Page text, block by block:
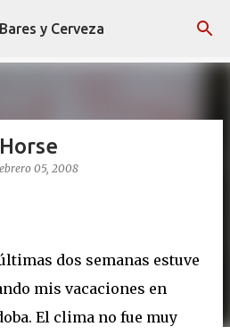
principal
y Cerveza
05, 2008
dos semanas estuve
mis vacaciones en
El clima no fue muy